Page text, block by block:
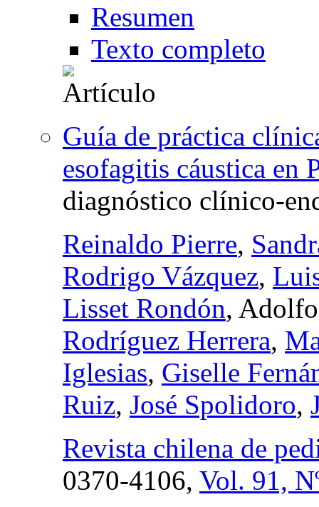
Resumen
Texto completo
Guía de práctica
esofagitis cáustica en
diagnóstico clínico-
Reinaldo Pierre,
Rodrigo Vázquez,
Lisset Rondón,
Rodríguez Herrera,
Iglesias, Giselle
Ruiz, José Spolidoro,
Revista chilena de
0370-4106, Vol. 91,